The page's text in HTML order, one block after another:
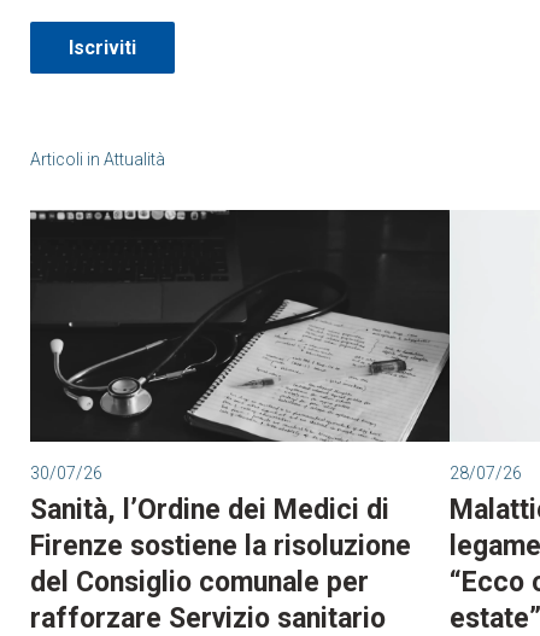
Iscriviti
Articoli in Attualità
30/07/26
Sanità, l’Ordine dei Medici di
Firenze sostiene la risoluzione
del Consiglio comunale per
rafforzare Servizio sanitario
28/07/26
“Ecco
estate”